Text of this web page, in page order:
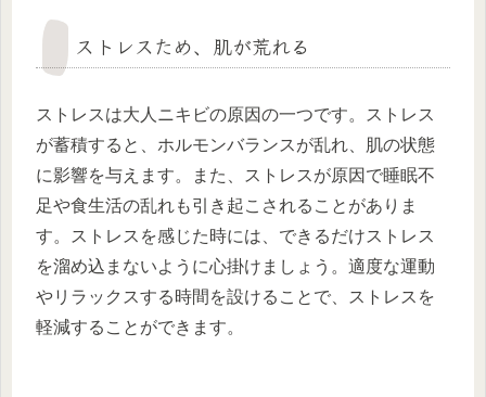
ストレスため、肌が荒れる
ストレスは大人ニキビの原因の一つです。ストレス
が蓄積すると、ホルモンバランスが乱れ、肌の状態
に影響を与えます。また、ストレスが原因で睡眠不
足や食生活の乱れも引き起こされることがありま
す。ストレスを感じた時には、できるだけストレス
を溜め込まないように心掛けましょう。適度な運動
やリラックスする時間を設けることで、ストレスを
軽減することができます。